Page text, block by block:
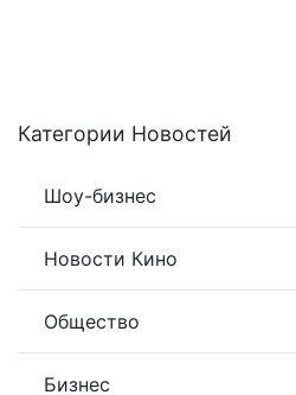
Категории Новостей
Шоу-бизнес
Новости Кино
Общество
Бизнес